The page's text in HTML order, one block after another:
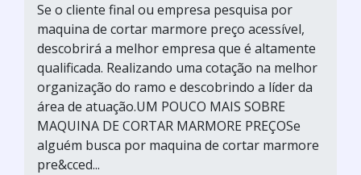
Se o cliente final ou empresa pesquisa por
maquina de cortar marmore preço acessível,
descobrirá a melhor empresa que é altamente
qualificada. Realizando uma cotação na melhor
organização do ramo e descobrindo a líder da
área de atuação.UM POUCO MAIS SOBRE
MAQUINA DE CORTAR MARMORE PREÇOSe
alguém busca por maquina de cortar marmore
pre&cced...